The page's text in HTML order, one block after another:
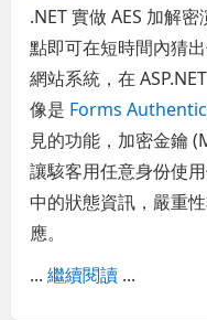
.NET 實做 AES 加解
點即可在短時間內猜
網站系統，在
像是 Forms
見的功能，加密金鑰
讓駭客用任意身份使
中的狀態資訊，嚴重
應。
...繼續閱讀 ...